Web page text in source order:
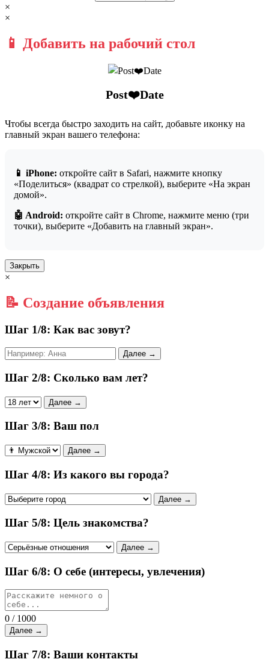
×
×
📱 Добавить на рабочий стол
Post❤️Date
Чтобы всегда быстро заходить на сайт, добавьте иконку на
главный экран вашего телефона:
📱 iPhone: откройте сайт в Safari, нажмите кнопку
«Поделиться» (квадрат со стрелкой), выберите «На экран
домой».
🤖 Android: откройте сайт в Chrome, нажмите меню (три
точки), выберите «Добавить на главный экран».
Закрыть
×
📝 Создание объявления
Шаг 1/8: Как вас зовут?
Далее →
Шаг 2/8: Сколько вам лет?
Далее →
Шаг 3/8: Ваш пол
Далее →
Шаг 4/8: Из какого вы города?
Далее →
Шаг 5/8: Цель знакомства?
Далее →
Шаг 6/8: О себе (интересы, увлечения)
0 / 1000
Далее →
Шаг 7/8: Ваши контакты